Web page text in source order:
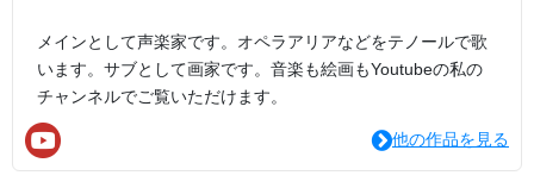
メインとして声楽家です。オペラアリアなどをテノールで歌
います。サブとして画家です。音楽も絵画もYoutubeの私の
チャンネルでご覧いただけます。
他の作品を見る